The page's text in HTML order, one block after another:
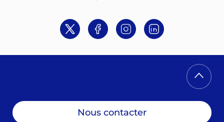
TwitterFacebookInstagramLinkedin
Nous contacter